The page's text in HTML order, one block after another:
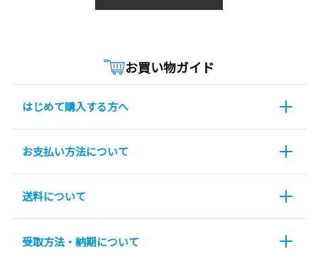
お買い物ガイド
はじめて購入する方へ
お支払い方法について
送料について
受取方法・納期について